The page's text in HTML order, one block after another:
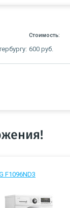
Стоимость:
600 руб.
F1096ND3